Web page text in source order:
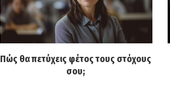
Πώς θα πετύχεις φέτος τους στόχους
σου;